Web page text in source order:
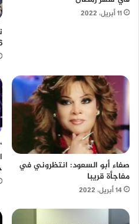
11 أبريل، 2022
6
صفاء أبو السعود: انتظروني في
مفاجأة قريبا
14 أبريل، 2022